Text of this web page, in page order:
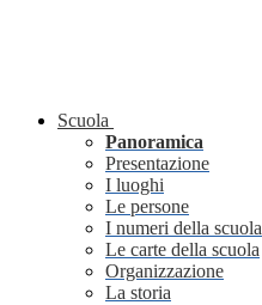
Scuola
Panoramica
Presentazione
I luoghi
Le persone
I numeri della scuola
Le carte della scuola
Organizzazione
La storia